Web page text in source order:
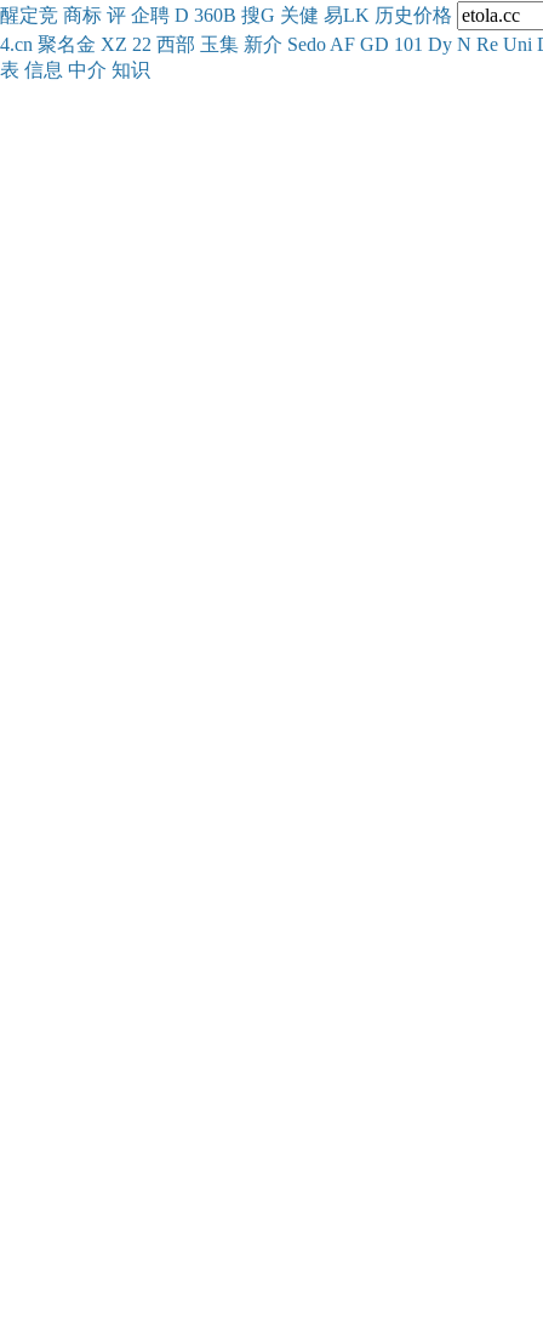
醒定竞 商标 评 企聘 D 360B 搜G 关健 易LK 历史价格
4.cn 聚名金 XZ 22 西部 玉集 新介 Sedo AF GD 101 Dy N Re Uni
表 信息 中介 知识